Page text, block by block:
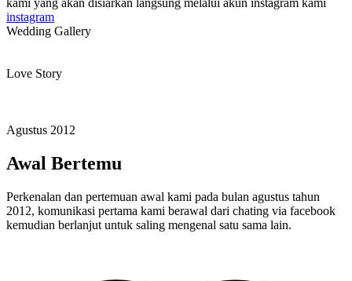
kami yang akan disiarkan langsung melalui akun instagram kami
instagram
Wedding Gallery
Love Story
Agustus 2012
Awal Bertemu
Perkenalan dan pertemuan awal kami pada bulan agustus tahun
2012, komunikasi pertama kami berawal dari chating via facebook
kemudian berlanjut untuk saling mengenal satu sama lain.